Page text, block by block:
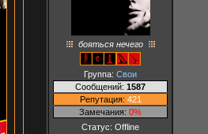
бояться нечего
Группа: Свои
Сообщений: 1587
Репутация: 421
Замечания: 0%
Статус: Offline